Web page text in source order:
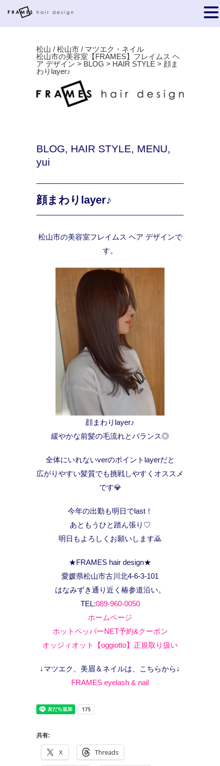
松山 / 松山市 / マツエク・ネイル
松山市の美容室【FRAMES】フレイムス ヘ
ア デザイン > BLOG > HAIR STYLE > 顔ま
わりlayer♪
BLOG, HAIR STYLE, MENU,
yui
顔まわりlayer♪
松山市の美容室フレイムス ヘア デザインで
す。
顔まわりlayer♪
緩やかな前髪の毛流れとバランス◎
全体にいれないverのポイントlayerだと
広がりやすい髪質でも挑戦しやすくオススメ
です💎
今年の出勤も明日でlast！
あともうひと踏ん張り♡
明日もよろしくお願いします🙇
★FRAMES hair design★
愛媛県松山市古川北4-6-3-101
はなみずき通り近く椿参道沿い。
TEL:089-960-0050
ホームページ
ホットペッパーNET予約&クーポン
オッジィオット【oggiotto】正規取り扱い
↓マツエク、美眉＆ネイルは、こちらから↓
FRAMES eyelash & nail
共有:
X Threads